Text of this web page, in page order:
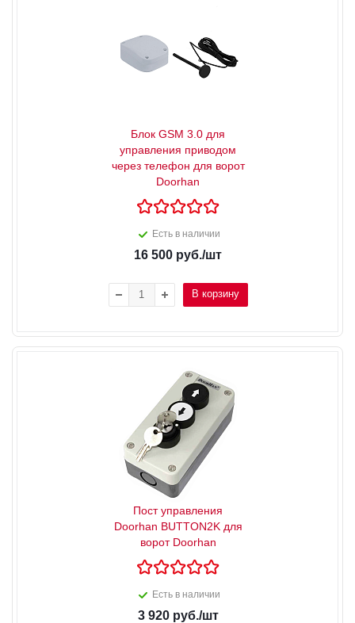
Блок GSM 3.0 для
управления приводом
через телефон для ворот
Doorhan
Есть в наличии
16 500 руб./шт
В корзину
Пост управления
Doorhan BUTTON2K для
ворот Doorhan
Есть в наличии
3 920руб./шт